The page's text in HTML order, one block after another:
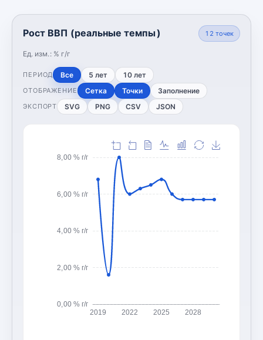
Рост ВВП (реальные темпы)
Ед. изм.: % г/г
12 точек
ПЕРИОД Все 5 лет 10 лет
ОТОБРАЖЕНИЕ Сетка Точки Заполнение
ЭКСПОРТ SVG PNG CSV JSON
0,00 % г/г
2,00 % г/г
4,00 % г/г
6,00 % г/г
8,00 % г/г
2019 2022 2025 2028